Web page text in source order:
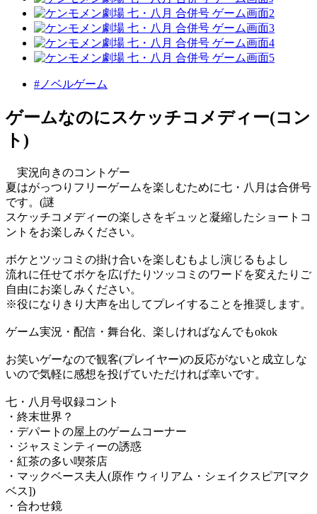
#ノベルゲーム
ゲームなのにスケッチコメディー(コン
ト)
実況向きのコントゲー
夏はがっつりフリーゲームを楽しむために七・八月は合併号
です。(謎
スケッチコメディーの楽しさをギュッと凝縮したショートコ
ントをお楽しみください。
ボケとツッコミの掛け合いを楽しむもよし演じるもよし
流れに任せてボケを広げたりツッコミのワードを変えたりご
自由にお楽しみください。
※役になりきり大声を出してプレイすることを推奨します。
ゲーム実況・配信・舞台化、楽しければなんでもokok
お笑いゲーなので観客(プレイヤー)の反応がないと成立しな
いので気軽に感想を投げていただければ幸いです。
七・八月号収録コント
・終末世界？
・デパートの屋上のゲームコーナー
・ジャスミンティーの誘惑
・紅茶の多い喫茶店
・マックベース夫人(原作 ウィリアム・シェイクスピア[マク
ベス])
・合わせ鏡